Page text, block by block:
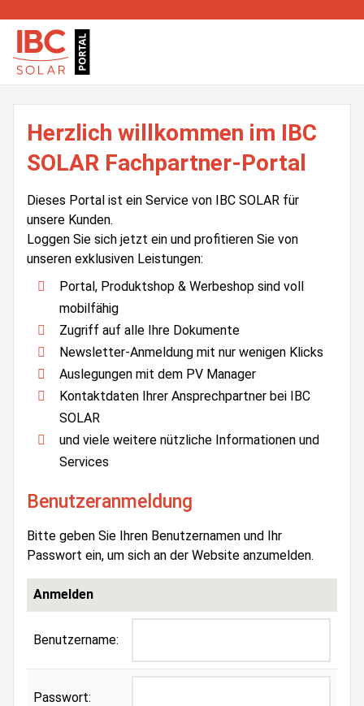
Herzlich willkommen im IBC
SOLAR Fachpartner-Portal
Dieses Portal ist ein Service von IBC SOLAR für
unsere Kunden.
Loggen Sie sich jetzt ein und profitieren Sie von
unseren exklusiven Leistungen:
Portal, Produktshop & Werbeshop sind voll
mobilfähig
Zugriff auf alle Ihre Dokumente
Newsletter-Anmeldung mit nur wenigen Klicks
Auslegungen mit dem PV Manager
Kontaktdaten Ihrer Ansprechpartner bei IBC
SOLAR
und viele weitere nützliche Informationen und
Services
Benutzeranmeldung
Bitte geben Sie Ihren Benutzernamen und Ihr
Passwort ein, um sich an der Website anzumelden.
Anmelden
Benutzername:
Passwort: